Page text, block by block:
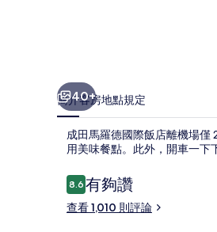
40+
簡介客房地點規定
成田馬羅德國際飯店離機場僅
用美味餐點。此外，開車一下
評
論
8.68.6 分，滿分 10 分，
有夠讚
查看 1,010 則評論